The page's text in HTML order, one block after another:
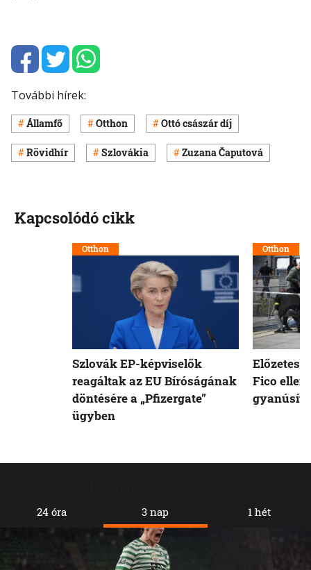
További hírek:
Államfő Otthon Ottó császár díj
Rövidhír Szlovákia Zuzana Čaputová
24 óra 3 nap 1 hét
Kapcsolódó cikk
Otthon
Szlovák EP-képviselők
reagáltak az EU Bíróságának
döntésére a „Pfizergate”
ügyben
Otthon
Fico